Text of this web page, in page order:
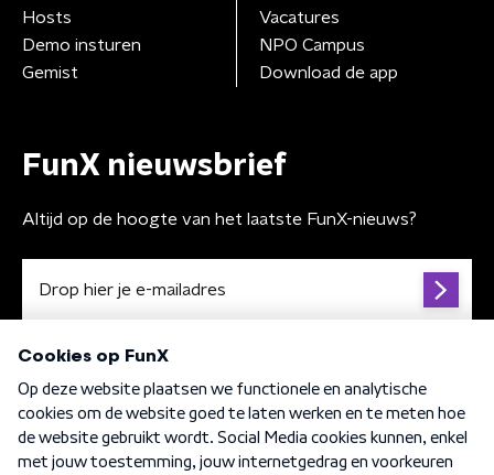
Hosts
Demo insturen
Gemist
Vacatures
NPO Campus
Download de app
FunX nieuwsbrief
Altijd op de hoogte van het laatste FunX-nieuws?
Algemene voorwaarden Privacybeleid